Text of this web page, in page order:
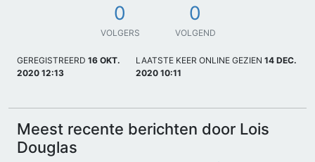
0
VOLGERS
0
VOLGEND
GEREGISTREERD 16 OKT.
2020 12:13
LAATSTE KEER ONLINE GEZIEN 14 DEC.
2020 10:11
Meest recente berichten door Lois
Douglas